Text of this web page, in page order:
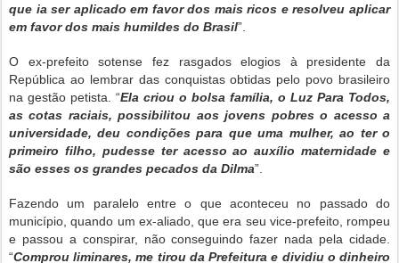
que ia ser aplicado em favor dos mais ricos e resolveu aplicar
em favor dos mais humildes do Brasil”.
O ex-prefeito sotense fez rasgados elogios à presidente da
República ao lembrar das conquistas obtidas pelo povo brasileiro
na gestão petista. “Ela criou o bolsa família, o Luz Para Todos,
as cotas raciais, possibilitou aos jovens pobres o acesso a
universidade, deu condições para que uma mulher, ao ter o
primeiro filho, pudesse ter acesso ao auxílio maternidade e
são esses os grandes pecados da Dilma”.
Fazendo um paralelo entre o que aconteceu no passado do
município, quando um ex-aliado, que era seu vice-prefeito, rompeu
e passou a conspirar, não conseguindo fazer nada pela cidade.
“Comprou liminares, me tirou da Prefeitura e dividiu o dinheiro